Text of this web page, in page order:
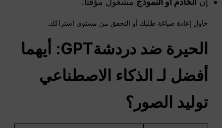
حاول إعادة صياغة طلبك أو التحقق من مستوى اشتراكك.
الحيرة ضددردشةGPT
: أيهما
أفضل لـ الذكاء الاصطناعي
توليد الصور؟